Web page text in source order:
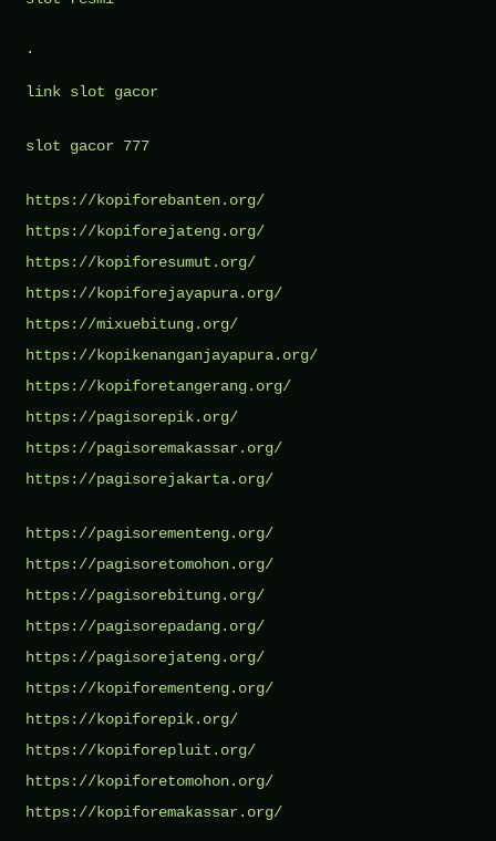
.
link slot gacor
slot gacor 777
https://kopiforebanten.org/
https://kopiforejateng.org/
https://kopiforesumut.org/
https://kopiforejayapura.org/
https://mixuebitung.org/
https://kopikenanganjayapura.org/
https://kopiforetangerang.org/
https://pagisorepik.org/
https://pagisoremakassar.org/
https://pagisorejakarta.org/
https://pagisorementeng.org/
https://pagisoretomohon.org/
https://pagisorebitung.org/
https://pagisorepadang.org/
https://pagisorejateng.org/
https://kopiforementeng.org/
https://kopiforepik.org/
https://kopiforepluit.org/
https://kopiforetomohon.org/
https://kopiforemakassar.org/